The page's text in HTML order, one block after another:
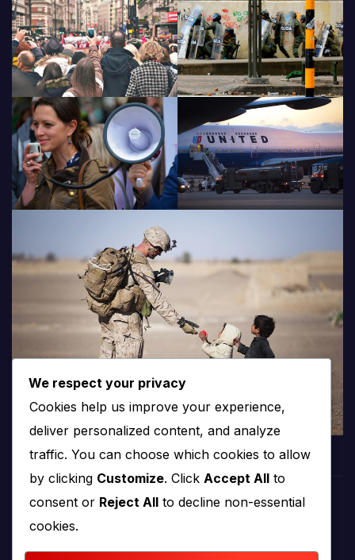
We respect your privacy
Cookies help us improve your experience,
deliver personalized content, and analyze
traffic. You can choose which cookies to allow
by clicking Customize. Click Accept All to
consent or Reject All to decline non-essential
cookies.